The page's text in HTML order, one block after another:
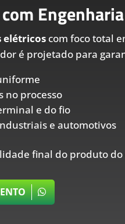
elétricoscom foco total
é projetado para
no processo
e do fio
e automotivos
final do produto